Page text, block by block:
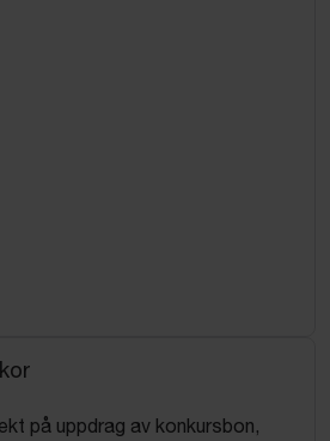
på uppdrag av konkursbon,